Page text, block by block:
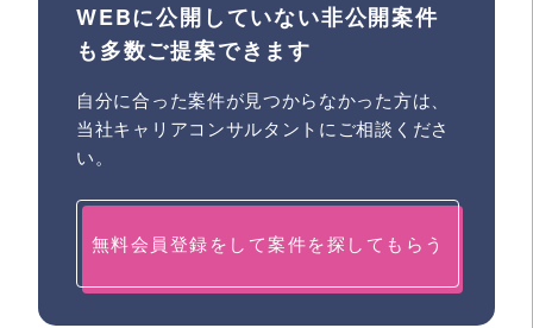
WEBに公開していない非公開案件
も多数ご提案できます
自分に合った案件が見つからなかった方は、
当社キャリアコンサルタントにご相談くださ
い。
無料会員登録をして案件を探してもらう